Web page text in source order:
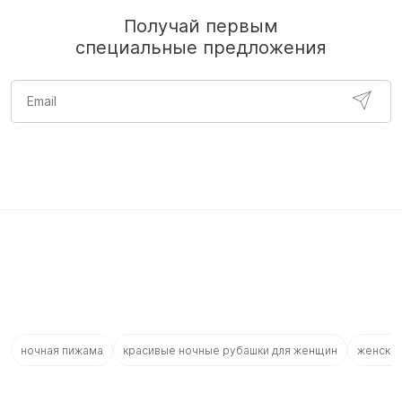
ночная пижама красивые ночные рубашки для женщин
Получай первым
специальные предложения